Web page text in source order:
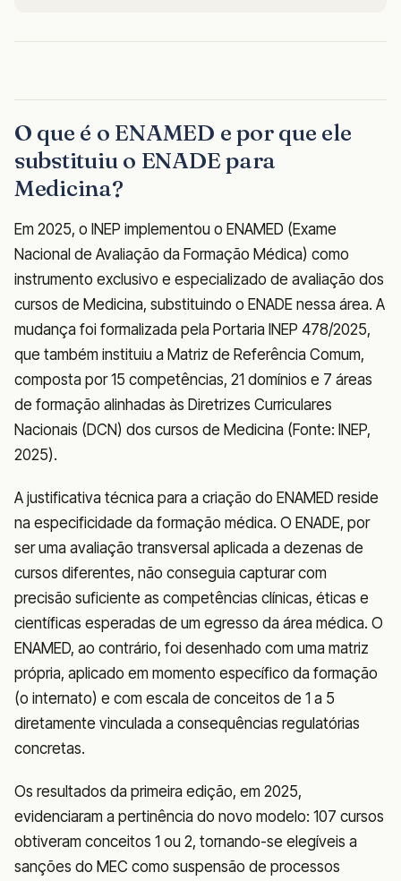
O que é o ENAMED e por que ele
substituiu o ENADE para
Medicina?
Em 2025, o INEP implementou o ENAMED (Exame
Nacional de Avaliação da Formação Médica) como
instrumento exclusivo e especializado de avaliação dos
cursos de Medicina, substituindo o ENADE nessa área. A
mudança foi formalizada pela Portaria INEP 478/2025,
que também instituiu a Matriz de Referência Comum,
composta por 15 competências, 21 domínios e 7 áreas
de formação alinhadas às Diretrizes Curriculares
Nacionais (DCN) dos cursos de Medicina (Fonte: INEP,
2025).
A justificativa técnica para a criação do ENAMED reside
na especificidade da formação médica. O ENADE, por
ser uma avaliação transversal aplicada a dezenas de
cursos diferentes, não conseguia capturar com
precisão suficiente as competências clínicas, éticas e
científicas esperadas de um egresso da área médica. O
ENAMED, ao contrário, foi desenhado com uma matriz
própria, aplicado em momento específico da formação
(o internato) e com escala de conceitos de 1 a 5
diretamente vinculada a consequências regulatórias
concretas.
Os resultados da primeira edição, em 2025,
evidenciaram a pertinência do novo modelo: 107 cursos
obtiveram conceitos 1 ou 2, tornando-se elegíveis a
sanções do MEC como suspensão de processos